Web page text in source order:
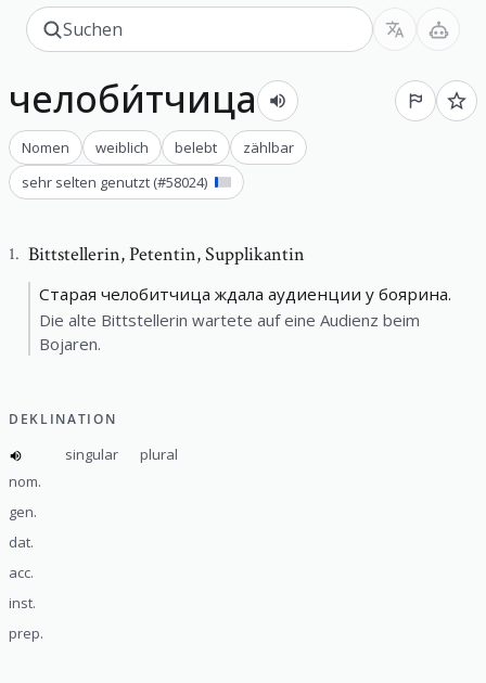
челоби́тчица
Nomen weiblich belebt
zählbar
sehr selten genutzt (#58024)
1. Bittstellerin,Petentin, Supplikantin
Старая челобитчица ждала аудиенции у боярина.
Die alte Bittstellerin wartete auf eine Audienz beim
Bojaren.
DEKLINATION
singular
plural
nom.
gen.
dat.
acc.
inst.
prep.